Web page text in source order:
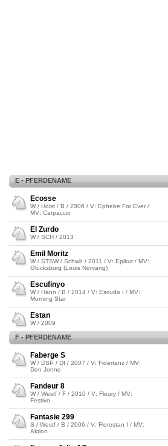
E - PFERDENAME
Ecosse
W / Holst / B / 2006 / V: Ephebe For Ever /
MV: Carpaccio
El Zurdo
W / SCH / 2013
Emil Moritz
W / STSW / Schwb / 2011 / V: Epikur / MV:
Glücksburg (Louis Norvang)
Escufinyo
W / Hann / B / 2014 / V: Escudo I / MV:
Morning Star
Estan
W / 2009
F - PFERDENAME
Faberge S
W / DSP / Df / 2007 / V: Fidertanz / MV:
Don Jonne
Fandeur 8
W / Westf / F / 2010 / V: Fleury / MV:
Festivo
Fantasie 299
S / Westf / B / 2006 / V: Florestan I / MV:
Aktion